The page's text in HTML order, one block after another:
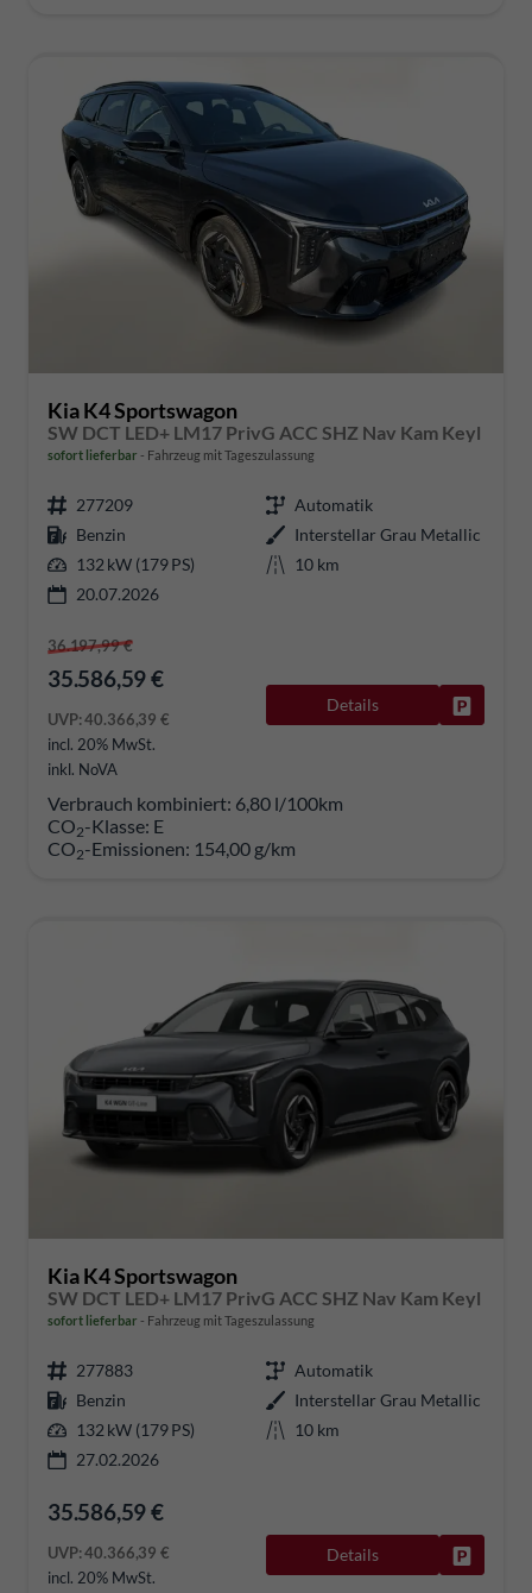
Kia K4 Sportswagon
SW DCT LED+ LM17 PrivG ACC SHZ Nav Kam Keyl
sofort lieferbar Fahrzeug mit Tageszulassung
277209
Automatik
Benzin
Interstellar Grau Metallic
132 kW (179 PS)
10 km
20.07.2026
36.197,99 €
35.586,59 €
UVP:40.366,39 €
incl. 20% MwSt.
inkl. NoVA
Details
Verbrauch kombiniert: 6,80 l/100km
CO2-Klasse: E
CO2-Emissionen: 154,00 g/km
Kia K4 Sportswagon
SW DCT LED+ LM17 PrivG ACC SHZ Nav Kam Keyl
sofort lieferbar Fahrzeug mit Tageszulassung
277883
Automatik
Benzin
Interstellar Grau Metallic
132 kW (179 PS)
10 km
27.02.2026
35.586,59 €
UVP:40.366,39 €
incl. 20% MwSt.
Details